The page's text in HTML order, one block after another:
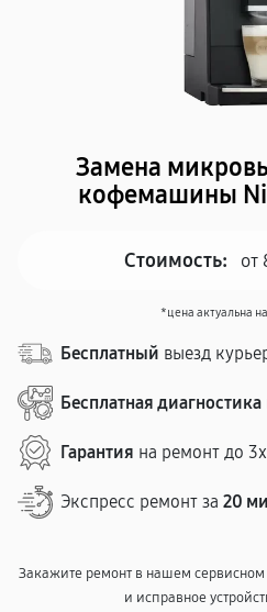
Замена
кофемашины
Стоимость: от
*цена актуальна
Бесплатный выезд
Бесплатная диагностика
Гарантия на ремонт до
Экспресс ремонт за 20
Закажите ремонт в нашем сервисном
и исправное